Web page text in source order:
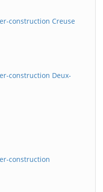
construction Creuse
construction Deux-
construction